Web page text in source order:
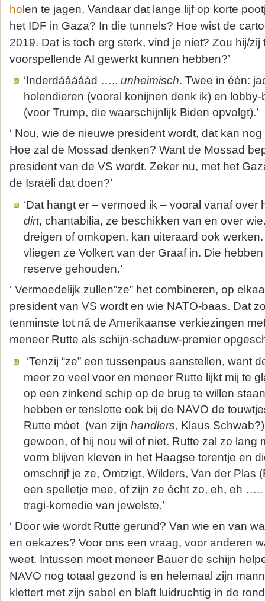
holen te jagen. Vandaar dat lange lijf op korte
het IDF in Gaza? In die tunnels? Hoe wist de
2019. Dat is toch erg sterk, vind je niet? Zou hij/zij
voorspellende AI gewerkt kunnen hebben?’
‘Inderdááááád ….. unheimisch. Twee in één:
holendieren (vooral konijnen denk ik) en
(voor Trump, die waarschijnlijk Biden opvolgt).’
‘ Nou, wie de nieuwe president wordt, dat kan
Hoe zal de Mossad denken? Want de Mossad
president van de VS wordt. Zeker nu, met het
de Israëli dat doen?’
‘Dat hangt er – vermoed ik – vooral vanaf over
dirt, chantabilia, ze beschikken van en over
dreigen of omkopen, kan uiteraard ook
vliegen ze Volkert van der Graaf in. Die
reserve gehouden.’
‘ Vermoedelijk zullen”ze” het combineren, op
president van VS wordt en wie NATO-baas. Dat
tenminste tot ná de Amerikaanse verkiezingen
meneer Rutte als schijn-schaduw-premier
‘Tenzij “ze” een tussenpaus aanstellen, want
meer zo veel voor en meneer Rutte lijkt mij te
op een zinkend schip op de brug te willen
hebben er tenslotte ook bij de NAVO de
Rutte móet (van zijn handlers, Klaus
gewoon, of hij nou wil of niet. Rutte zal zo lang
vorm blijven kleven in het Haagse torentje en
omschrijf je ze, Omtzigt, Wilders, Van der Plas
een spelletje mee, of zijn ze écht zo, eh, eh
tragi-komedie van jewelste.’
‘ Door wie wordt Rutte gerund? Van wie en van
en oekazes? Voor ons een vraag, voor anderen
weet. Intussen moet meneer Bauer de schijn
NAVO nog totaal gezond is en helemaal zijn
klettert met zijn sabel en blaft luidruchtig in de